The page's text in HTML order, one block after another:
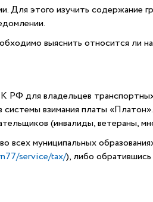
Для этого изучить содержание
выяснить относится ли
РФ для владельцев
взимания платы
(инвалиды, ветераны,
всех муниципальных
service/tax/), либо